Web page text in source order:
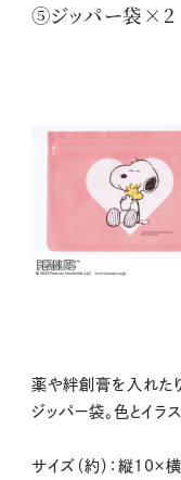
⑤ジッパー袋×2
薬や絆創膏を入れた
ジッパー袋。色とイラ
サイズ（約）：縦10×